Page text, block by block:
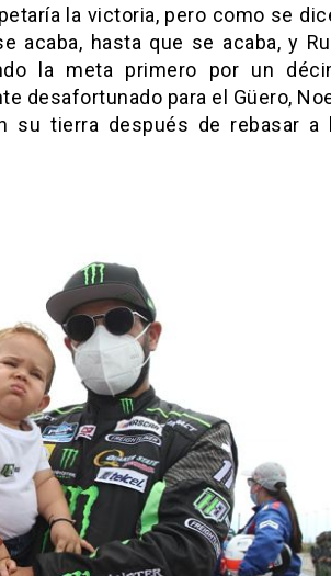
la victoria, pero como se
acaba, hasta que se acaba, y
la meta primero por un
desafortunado para el Güero,
su tierra después de rebasar a